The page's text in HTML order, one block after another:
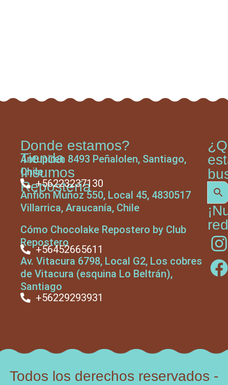
Tienda
Insumos
Repostería
Donde estamos?
Antupiren 8493 Peñalolen, Santiago,
Chile
+56223237130
Anfión Muñoz 550, Local 45, 4830517
Villarrica, Araucanía, Chile
Cómo Chocolake Repostero by Club
Repostero
+56452665611
Av. Vitacura 6798, Local G2, Los cobres
de Vitacura (esquina Lo Beltrán),
Santiago
+56229293931
Todos los derechos reservados -